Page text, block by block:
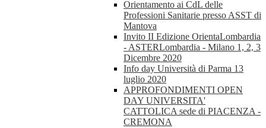
Orientamento ai CdL delle
Professioni Sanitarie presso ASST di
Mantova
Invito II Edizione OrientaLombardia
- ASTERLombardia - Milano 1, 2, 3
Dicembre 2020
Info day Università di Parma 13
luglio 2020
APPROFONDIMENTI OPEN
DAY UNIVERSITA'
CATTOLICA sede di PIACENZA -
CREMONA